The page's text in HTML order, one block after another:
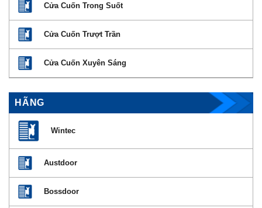
Cửa Cuốn Trong Suốt
Cửa Cuốn Trượt Trần
Cửa Cuốn Xuyên Sáng
HÃNG
Wintec
Austdoor
Bossdoor